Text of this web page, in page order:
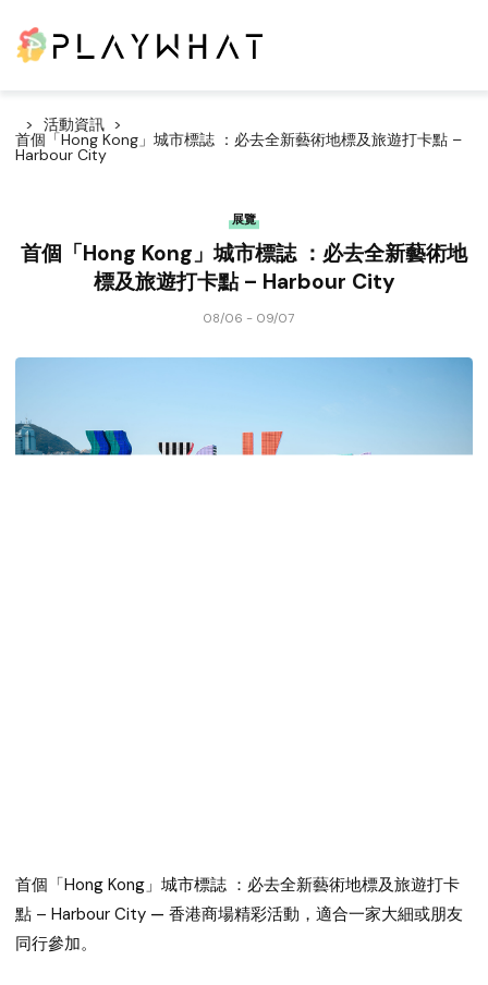
活動資訊
首個「Hong Kong」城市標誌 ：必去全新藝術地標及旅遊打卡點 –
Harbour City
展覽
首個「Hong Kong」城市標誌 ：必去全新藝術地
標及旅遊打卡點 – Harbour City
08/06 - 09/07
首個「Hong Kong」城市標誌 ：必去全新藝術地標及旅遊打卡
點 – Harbour City — 香港商場精彩活動，適合一家大細或朋友
同行參加。